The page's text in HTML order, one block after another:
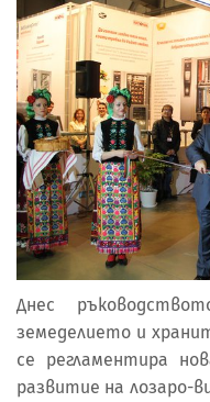
Днес
земеделието и
се регламентира
развитие на лозаро-